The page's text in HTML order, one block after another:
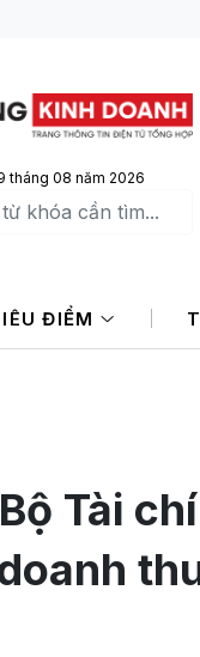
tháng 08 năm 2026
ĐIỂM
Bộ Tài